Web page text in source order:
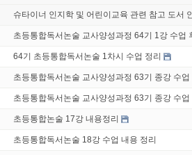
슈타이너 인지학 및 어린이교육 관련 참고 도서
초등통합독서논술 교사양성과정 64기 1강 수업
64기 초등통합독서논술 1차시 수업 정리
초등통합독서논술 교사양성과정 63기 종강 수업
초등통합독서논술 교사양성과정 63기 종강 수
초등통합논술 17강 내용정리
초등통합독서논술 18강 수업 내용 정리